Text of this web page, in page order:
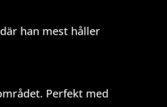
han mest håller
Perfekt med